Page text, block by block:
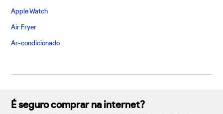
Apple Watch
Air Fryer
Ar-condicionado
É seguro comprar na internet?